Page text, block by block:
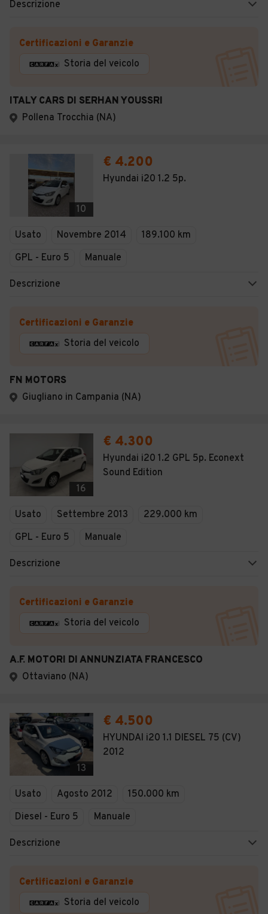
Descrizione
Certificazioni e Garanzie
Storia del veicolo
ITALY CARS DI SERHAN YOUSSRI
Pollena Trocchia (NA)
10
€ 4.200
Hyundai i20 1.2 5p.
Usato Novembre 2014
189.100 km
GPL - Euro 5
Manuale
Descrizione
Certificazioni e Garanzie
Storia del veicolo
FN MOTORS
Giugliano in Campania (NA)
16
€ 4.300
Hyundai i20 1.2 GPL 5p. Econext
Sound Edition
Usato Settembre 2013
229.000 km
GPL - Euro 5
Manuale
Descrizione
Certificazioni e Garanzie
Storia del veicolo
A.F. MOTORI DI ANNUNZIATA FRANCESCO
Ottaviano (NA)
13
€ 4.500
HYUNDAI i20 1.1 DIESEL 75 (CV)
2012
Usato Agosto 2012
150.000 km
Diesel - Euro 5
Manuale
Descrizione
Certificazioni e Garanzie
Storia del veicolo